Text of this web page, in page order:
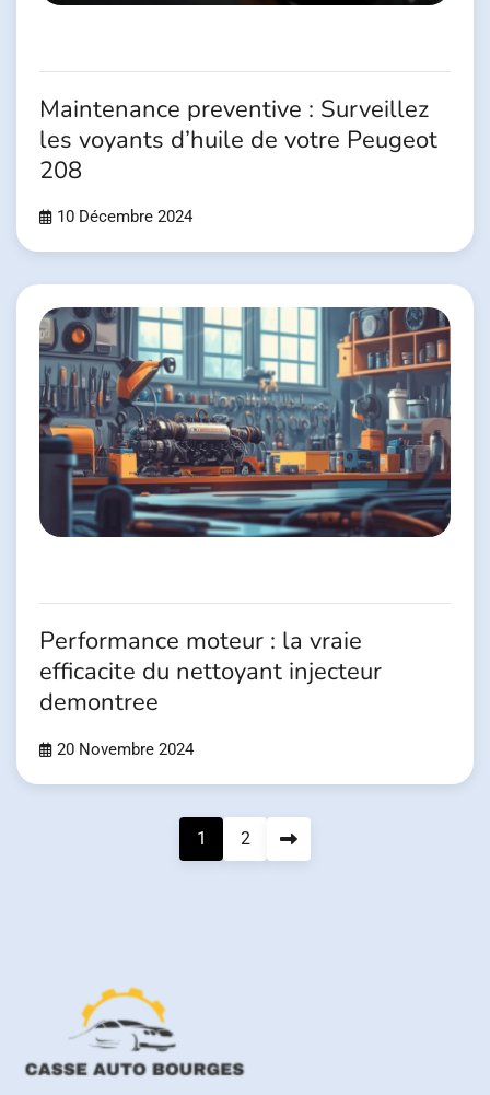
Maintenance preventive : Surveillez
les voyants d’huile de votre Peugeot
208
10 Décembre 2024
Performance moteur : la vraie
efficacite du nettoyant injecteur
demontree
20 Novembre 2024
1 2